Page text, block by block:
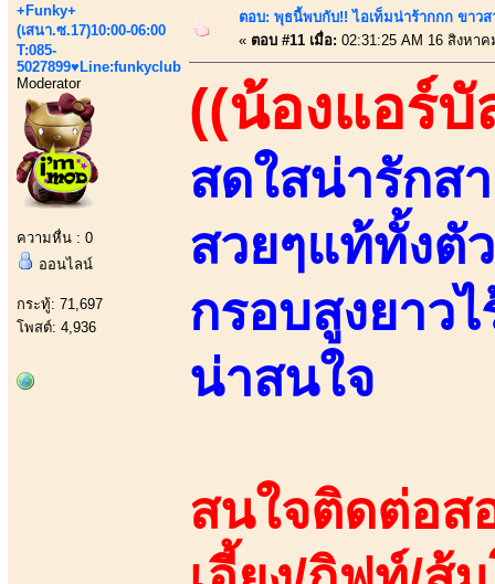
+Funky+
(เสนา.ซ.17)10:00-06:00
T:085-
5027899♥Line:funkyclub
Moderator
ความหื่น : 0
ออนไลน์
กระทู้: 71,697
โพสต์: 4,936
ตอบ: พุธนี้พบกับ!! ไอเท็มน่าร้ากกก ขาว
« ตอบ #11 เมื่อ: 02:31:25 AM 16 สิงหาค
((น้องแอร์บั
สดใสน่ารักส
สวยๆแท้ทั้งตั
กรอบสูงยาว
น่าสนใจ
สนใจติดต่อส